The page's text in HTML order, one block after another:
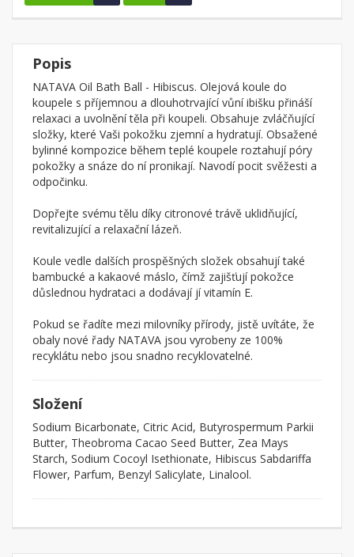
Popis
NATAVA Oil Bath Ball - Hibiscus. Olejová koule do
koupele s příjemnou a dlouhotrvající vůní ibišku přináší
relaxaci a uvolnění těla při koupeli. Obsahuje zvláčňující
složky, které Vaši pokožku zjemní a hydratují. Obsažené
bylinné kompozice během teplé koupele roztahují póry
pokožky a snáze do ní pronikají. Navodí pocit svěžesti a
odpočinku.
Dopřejte svému tělu díky citronové trávě uklidňující,
revitalizující a relaxační lázeň.
Koule vedle dalších prospěšných složek obsahují také
bambucké a kakaové máslo, čímž zajišťují pokožce
důslednou hydrataci a dodávají jí vitamín E.
Pokud se řadíte mezi milovníky přírody, jistě uvítáte, že
obaly nové řady NATAVA jsou vyrobeny ze 100%
recyklátu nebo jsou snadno recyklovatelné.
Složení
Sodium Bicarbonate, Citric Acid, Butyrospermum Parkii
Butter, Theobroma Cacao Seed Butter, Zea Mays
Starch, Sodium Cocoyl Isethionate, Hibiscus Sabdariffa
Flower, Parfum, Benzyl Salicylate, Linalool.